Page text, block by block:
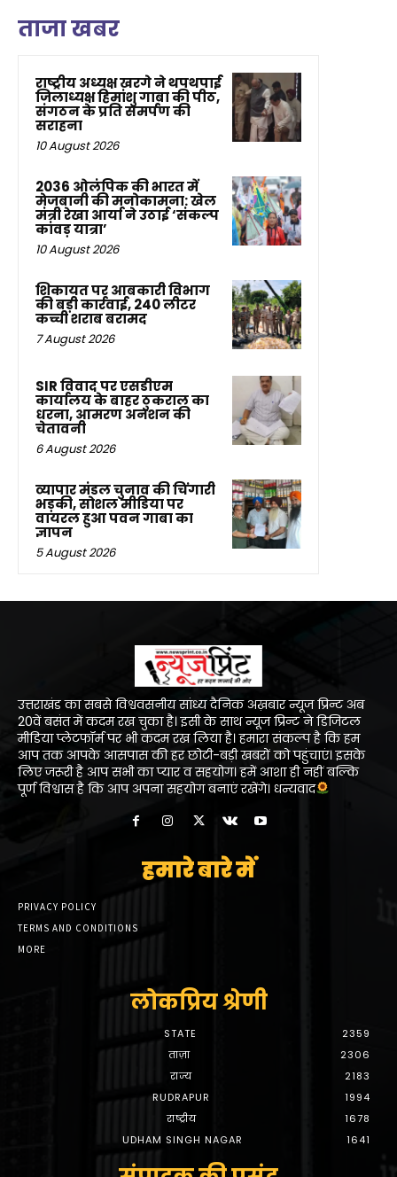
ताजा खबर
राष्ट्रीय अध्यक्ष खरगे ने थपथपाई
जिलाध्यक्ष हिमांशु गाबा की पीठ,
संगठन के प्रति समर्पण की
सराहना
10 August 2026
2036 ओलंपिक की भारत में
मेजबानी की मनोकामना: खेल
मंत्री रेखा आर्या ने उठाई ‘संकल्प
कांवड़ यात्रा’
10 August 2026
शिकायत पर आबकारी विभाग
की बड़ी कार्रवाई, 240 लीटर
कच्ची शराब बरामद
7 August 2026
SIR विवाद पर एसडीएम
कार्यालय के बाहर ठुकराल का
धरना, आमरण अनशन की
चेतावनी
6 August 2026
व्यापार मंडल चुनाव की चिंगारी
भड़की, सोशल मीडिया पर
वायरल हुआ पवन गाबा का
ज्ञापन
5 August 2026
उत्तराखंड का सबसे विश्ववसनीय सांध्य दैनिक अख़बार न्यूज प्रिन्ट अब
20वें बसंत में कदम रख चुका है। इसी के साथ न्यूज प्रिन्ट ने डिजिटल
मीडिया प्लेटफॉर्म पर भी कदम रख लिया है। हमारा संकल्प है कि हम
आप तक आपके आसपास की हर छोटी-बड़ी खबरों को पहुंचाएं। इसके
लिए जरूरी है आप सभी का प्यार व सहयोग। हमें आशा ही नहीं बल्कि
पूर्ण विश्वास है कि आप अपना सहयोग बनाएं रखेंगे। धन्यवाद
हमारे बारे में
PRIVACY POLICY
TERMS AND CONDITIONS
MORE
लोकप्रिय श्रेणी
STATE
2359
ताज़ा
2306
राज्य
2183
RUDRAPUR
1994
राष्ट्रीय
1678
UDHAM SINGH NAGAR
1641